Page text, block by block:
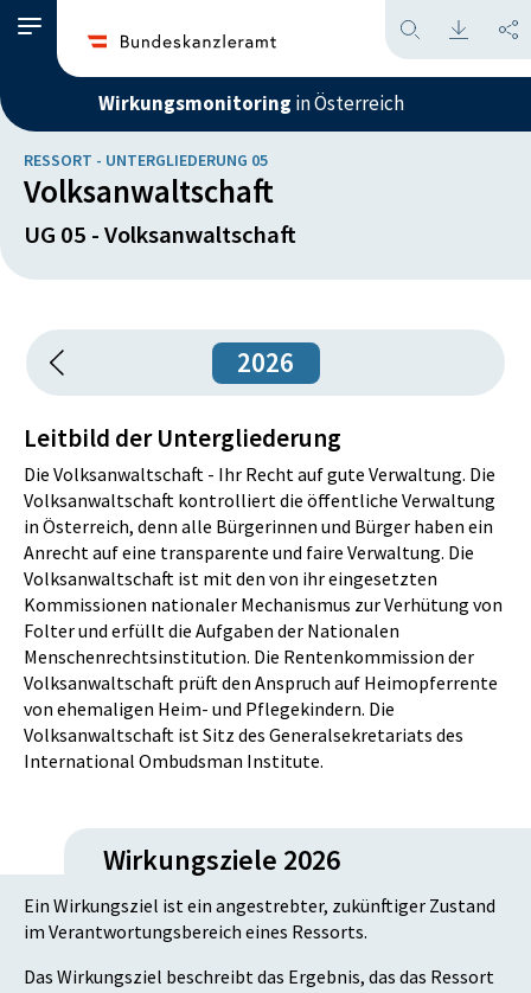
Wirkungsmonitoring in Österreich
RESSORT - UNTERGLIEDERUNG 05
Volksanwaltschaft
UG 05 - Volksanwaltschaft
2026
Leitbild der Untergliederung
Die Volksanwaltschaft - Ihr Recht auf gute Verwaltung. Die
Volksanwaltschaft kontrolliert die öffentliche Verwaltung
in Österreich, denn alle Bürgerinnen und Bürger haben ein
Anrecht auf eine transparente und faire Verwaltung. Die
Volksanwaltschaft ist mit den von ihr eingesetzten
Kommissionen nationaler Mechanismus zur Verhütung von
Folter und erfüllt die Aufgaben der Nationalen
Menschenrechtsinstitution. Die Rentenkommission der
Volksanwaltschaft prüft den Anspruch auf Heimopferrente
von ehemaligen Heim- und Pflegekindern. Die
Volksanwaltschaft ist Sitz des Generalsekretariats des
International Ombudsman Institute.
Wirkungsziele 2026
Ein Wirkungsziel ist ein angestrebter, zukünftiger Zustand
im Verantwortungsbereich eines Ressorts.
Das Wirkungsziel beschreibt das Ergebnis, das das Ressort